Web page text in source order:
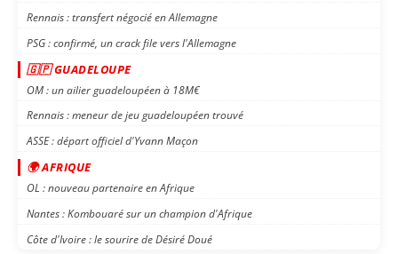
Rennais : transfert négocié en Allemagne
PSG : confirmé, un crack file vers l'Allemagne
🇬🇵 GUADELOUPE
OM : un ailier guadeloupéen à 18M€
Rennais : meneur de jeu guadeloupéen trouvé
ASSE : départ officiel d'Yvann Maçon
🌍 AFRIQUE
OL : nouveau partenaire en Afrique
Nantes : Kombouaré sur un champion d'Afrique
Côte d'Ivoire : le sourire de Désiré Doué